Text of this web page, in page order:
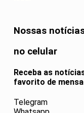
Nossas
no celular
Receba as
favorito de
Telegram